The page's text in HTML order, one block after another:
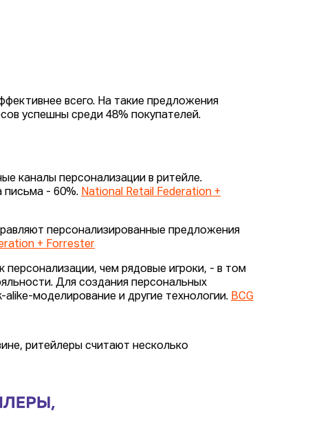
всего. На такие предложения
успешны среди 48% покупателей.
каналы персонализации в ритейле.
письма - 60%. National Retail Federation +
персонализированные предложения
+ Forrester
чем рядовые игроки, - в том
Для создания персональных
моделирование и другие технологии. BCG
ритейлеры считают несколько